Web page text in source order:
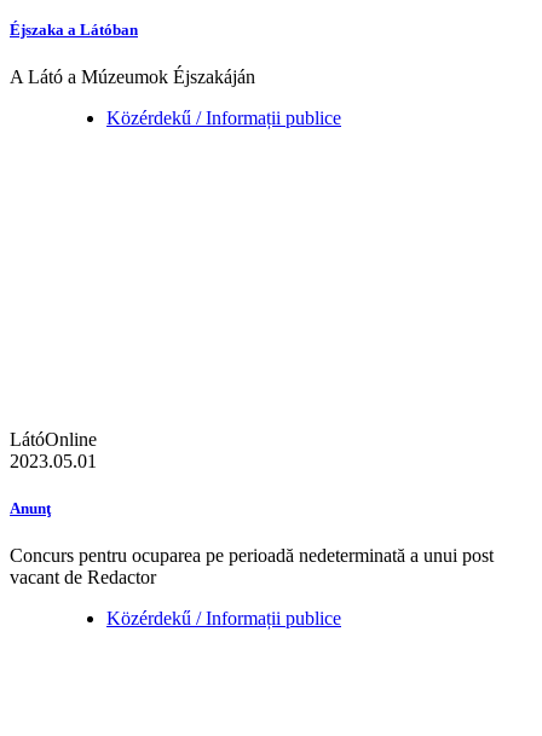
Éjszaka a Látóban
A Látó a Múzeumok Éjszakáján
Közérdekű / Informații publice
LátóOnline
2023.05.01
Anunţ
Concurs pentru ocuparea pe perioadă nedeterminată a unui post
vacant de Redactor
Közérdekű / Informații publice